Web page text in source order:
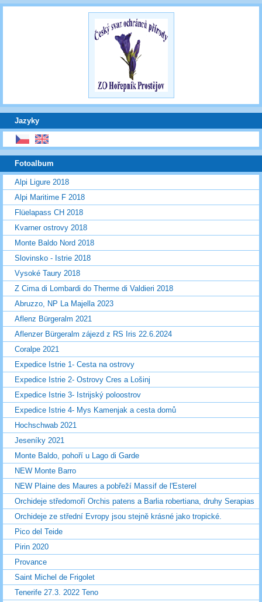
Jazyky
Fotoalbum
Alpi Ligure 2018
Alpi Maritime F 2018
Flüelapass CH 2018
Kvarner ostrovy 2018
Monte Baldo Nord 2018
Slovinsko - Istrie 2018
Vysoké Taury 2018
Z Cima di Lombardi do Therme di Valdieri 2018
Abruzzo, NP La Majella 2023
Aflenz Bürgeralm 2021
Aflenzer Bürgeralm zájezd z RS Iris 22.6.2024
Coralpe 2021
Expedice Istrie 1- Cesta na ostrovy
Expedice Istrie 2- Ostrovy Cres a Lošinj
Expedice Istrie 3- Istrijský poloostrov
Expedice Istrie 4- Mys Kamenjak a cesta domů
Hochschwab 2021
Jeseníky 2021
Monte Baldo, pohoří u Lago di Garde
NEW Monte Barro
NEW Plaine des Maures a pobřeží Massif de l'Esterel
Orchideje středomoří Orchis patens a Barlia robertiana, druhy Serapias
Orchideje ze střední Evropy jsou stejně krásné jako tropické.
Pico del Teide
Pirin 2020
Provance
Saint Michel de Frigolet
Tenerife 27.3. 2022 Teno